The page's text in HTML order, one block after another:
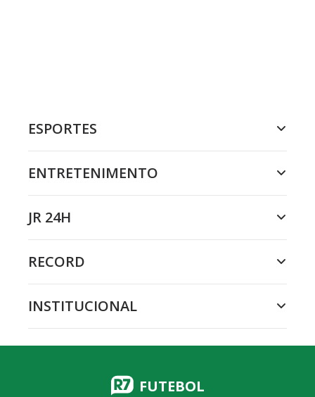
ESPORTES
ENTRETENIMENTO
JR 24H
RECORD
INSTITUCIONAL
FUTEBOL